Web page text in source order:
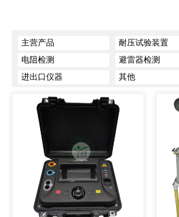
主营产品 耐压试验装置
电阻检测
避雷器检测
进出口仪器
其他